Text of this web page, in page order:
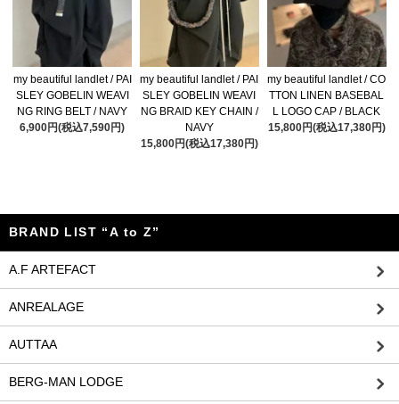
my beautiful landlet / PAI
SLEY GOBELIN WEAVI
NG RING BELT / NAVY
6,900円(税込7,590円)
my beautiful landlet / PAI
SLEY GOBELIN WEAVI
NG BRAID KEY CHAIN /
NAVY
15,800円(税込17,380円)
my beautiful landlet / CO
TTON LINEN BASEBAL
L LOGO CAP / BLACK
15,800円(税込17,380円)
BRAND LIST “A to Z”
A.F ARTEFACT
ANREALAGE
AUTTAA
BERG-MAN LODGE